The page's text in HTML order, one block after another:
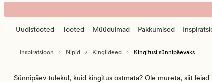
Kingiideed
sünnipäevaks
banner.
PressUudistooted Tooted Müüduimad Pakkumised
Inspiratsioon Nipid Kingiideed Kingitusi sünnipäevaks
Sünnipäev tulekul, kuid kingitus ostmata? Ole mureta, siit